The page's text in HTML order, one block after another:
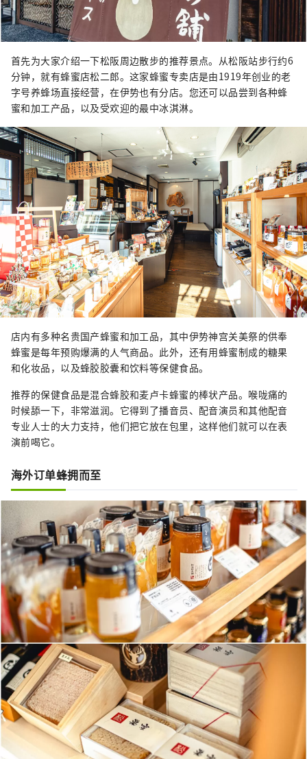
首先为大家介绍一下松阪周边散步的推荐景点。从松阪站步行约6
分钟，就有蜂蜜店松二郎。这家蜂蜜专卖店是由1919年创业的老
字号养蜂场直接经营，在伊势也有分店。您还可以品尝到各种蜂
蜜和加工产品，以及受欢迎的最中冰淇淋。
店内有多种名贵国产蜂蜜和加工品，其中伊势神宫关美祭的供奉
蜂蜜是每年预购爆满的人气商品。此外，还有用蜂蜜制成的糖果
和化妆品，以及蜂胶胶囊和饮料等保健食品。
推荐的保健食品是混合蜂胶和麦卢卡蜂蜜的棒状产品。喉咙痛的
时候舔一下，非常滋润。它得到了播音员、配音演员和其他配音
专业人士的大力支持，他们把它放在包里，这样他们就可以在表
演前喝它。
海外订单蜂拥而至